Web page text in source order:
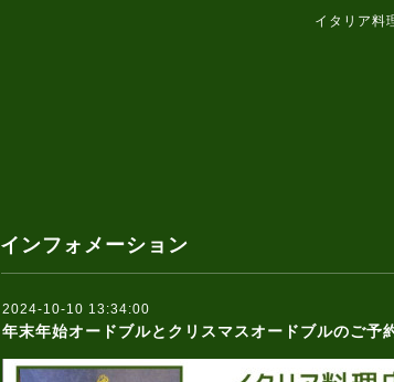
イタリア
インフォメーション
2024-10-10 13:34:00
年末年始オードブルとクリスマスオードブルのご予